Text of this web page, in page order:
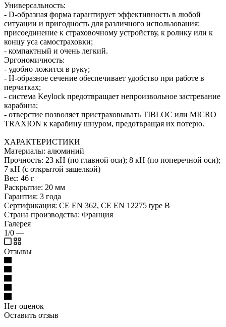
Универсальность:
- D-образная форма гарантирует эффективность в любой
ситуации и пригодность для различного использования:
присоединение к страховочному устройству, к ролику или к
концу уса самостраховки;
- компактный и очень легкий.
Эргономичность:
- удобно ложится в руку;
- H-образное сечение обеспечивает удобство при работе в
перчатках;
- система Keylock предотвращает непроизвольное застревание
карабина;
- отверстие позволяет пристраховывать TIBLOC или MICRO
TRAXION к карабину шнуром, предотвращая их потерю.
ХАРАКТЕРИСТИКИ
Материалы: алюминий
Прочность: 23 кН (по главной оси); 8 кН (по поперечной оси);
7 кН (с открытой защелкой)
Вес: 46 г
Раскрытие: 20 мм
Гарантия: 3 года
Сертификация: CE EN 362, CE EN 12275 type B
Страна производства: Франция
Галерея
1/0 —
Отзывы
Нет оценок
Оставить отзыв